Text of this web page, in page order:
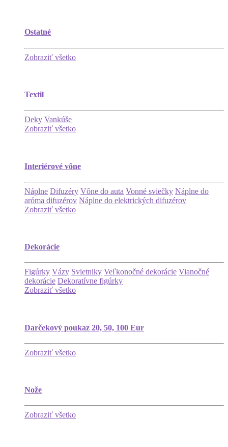
Ostatné
Zobraziť všetko
Textil
Deky Vankúše
Zobraziť všetko
Interiérové vône
Náplne Difuzéry Vône do auta Vonné sviečky Náplne do
aróma difuzérov Náplne do elektrických difuzérov
Zobraziť všetko
Dekorácie
Figúrky Vázy Svietniky Veľkonočné dekorácie Vianočné
dekorácie Dekoratívne figúrky
Zobraziť všetko
Darčekový poukaz 20, 50, 100 Eur
Zobraziť všetko
Nože
Zobraziť všetko